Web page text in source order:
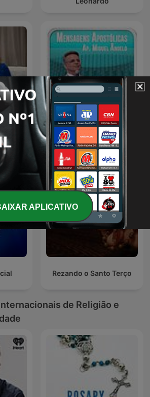
|
Igreja Evangélica Cristo
Vive - Ap. Miguel Ângelo
Rezando o Santo Terço
de Religião e
APLICATIVO